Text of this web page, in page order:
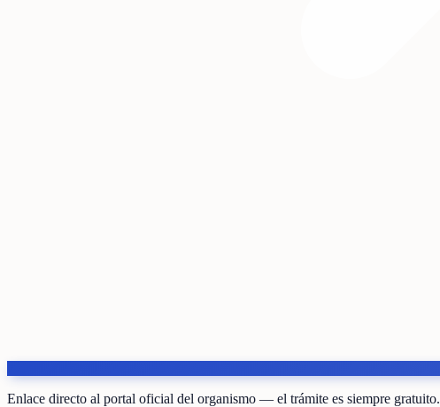
Enlace directo al portal oficial del organismo — el trámite es siempre gratuito.